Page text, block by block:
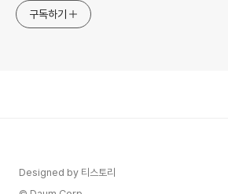
구독하기
Designed by 티스토리